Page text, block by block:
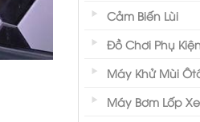
Cảm Biến Lùi
Đồ Chơi Phụ
Máy Khử Mùi
Máy Bơm Lốp